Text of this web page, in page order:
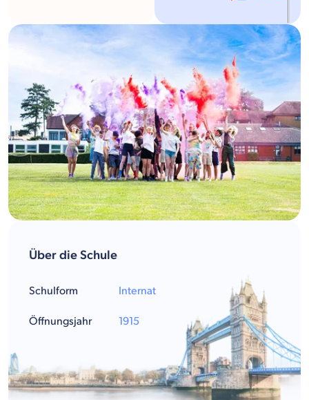
Über die Schule
Schulform
Öffnungsjahr
Internat
1915